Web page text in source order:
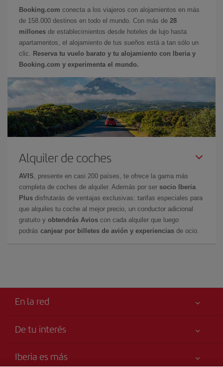
Booking.com conecta a los viajeros con alojamientos en más
de 158.000 destinos en todo el mundo. Con más de 28
millones de establecimientos desde hoteles de lujo hasta
apartamentos, el alojamiento de tus sueños está a tan sólo un
clic.
Reserva tu vuelo barato y tu alojamiento con Iberia y
Booking.com y experimenta el mundo.
Alquiler de coches
AVIS , presente en casi 200 países, te ofrece la gama más
completa de coches de alquiler. Además por ser socio Iberia
Plus disfrutarás de ventajas exclusivas: tarifas especiales para
que alquiles tu coche al mejor precio, un conductor adicional
gratuito y obtendrás Avios con cada alquiler que luego
podrás canjear por billetes de avión y experiencias de ocio.
En la red
De tu interés
Accesibilidad
Iberia es más